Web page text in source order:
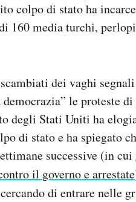
colpo di stato ha
160 media turchi,
dei vaghi
le proteste di
degli Stati Uniti ha
di stato e ha spiegato
successive (in cui
il governo e arrestate
di entrare nelle